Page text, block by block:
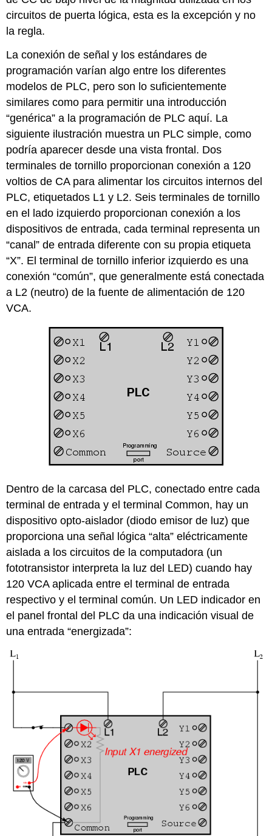
circuitos de puerta lógica, esta es la excepción y no
la regla.
La conexión de señal y los estándares de
programación varían algo entre los diferentes
modelos de PLC, pero son lo suficientemente
similares como para permitir una introducción
“genérica” a la programación de PLC aquí. La
siguiente ilustración muestra un PLC simple, como
podría aparecer desde una vista frontal. Dos
terminales de tornillo proporcionan conexión a 120
voltios de CA para alimentar los circuitos internos del
PLC, etiquetados L1 y L2. Seis terminales de tornillo
en el lado izquierdo proporcionan conexión a los
dispositivos de entrada, cada terminal representa un
“canal” de entrada diferente con su propia etiqueta
“X”. El terminal de tornillo inferior izquierdo es una
conexión “común”, que generalmente está conectada
a L2 (neutro) de la fuente de alimentación de 120
VCA.
Dentro de la carcasa del PLC, conectado entre cada
terminal de entrada y el terminal Common, hay un
dispositivo opto-aislador (diodo emisor de luz) que
proporciona una señal lógica “alta” eléctricamente
aislada a los circuitos de la computadora (un
fototransistor interpreta la luz del LED) cuando hay
120 VCA aplicada entre el terminal de entrada
respectivo y el terminal común. Un LED indicador en
el panel frontal del PLC da una indicación visual de
una entrada “energizada”: